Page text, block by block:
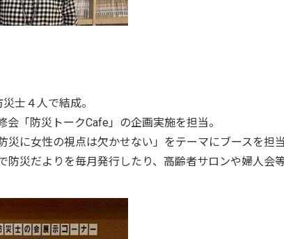
人で結成。
トークCafe」の企画実施を担当。
の視点は欠かせない」をテーマにブースを担
りを毎月発行したり、高齢者サロンや婦人会